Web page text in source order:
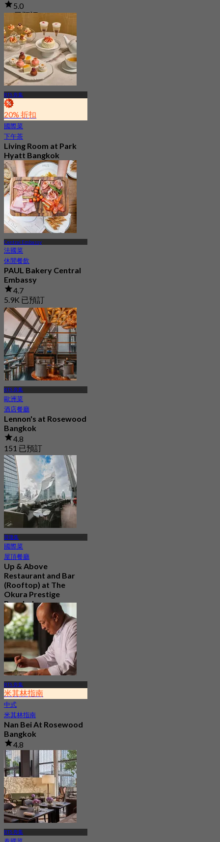
5.0
92 已預訂
起฿ 980
BTS 奔集
20% 折扣
國際菜
下午茶
Living Room at Park
Hyatt Bangkok
4.8
177 已預訂
起฿ 1,412.5
Central Embassy
法國菜
休閒餐飲
PAUL Bakery Central
Embassy
4.7
5.9K 已預訂
起฿ 425
BTS 奔集
歐洲菜
酒店餐廳
Lennon's at Rosewood
Bangkok
4.8
151 已預訂
起฿ 1,195
普隆集
國際菜
屋頂餐廳
Up & Above
Restaurant and Bar
(Rooftop) at The
Okura Prestige
Bangkok
4.5
1.1K 已預訂
起฿ 622.5
BTS 奔集
米其林指南
中式
米其林指南
Nan Bei At Rosewood
Bangkok
4.8
641 已預訂
起฿ 800
BTS 奔集